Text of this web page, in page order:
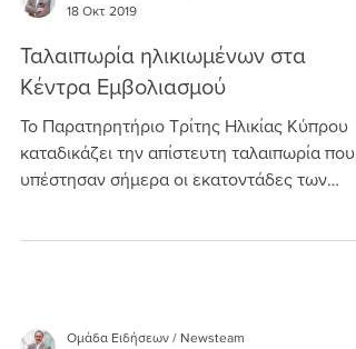
18 Οκτ 2019
Ταλαιπωρία ηλικιωμένων στα
Κέντρα Εμβολιασμού
Το Παρατηρητήριο Τρίτης Ηλικίας Κύπρου
καταδικάζει την απίστευτη ταλαιπωρία που
υπέστησαν σήμερα οι εκατοντάδες των
Ομάδα Ειδήσεων / Newsteam